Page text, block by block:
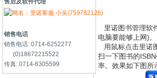
里诺图书管理软
电脑要能够上网)。
用鼠标点击里诺
扫一下图书的
率。效果如下图所
小吴(759782126)
销售电话
销售电话: 0714-6252277
(0)18672215522
传真: 0714-6305599